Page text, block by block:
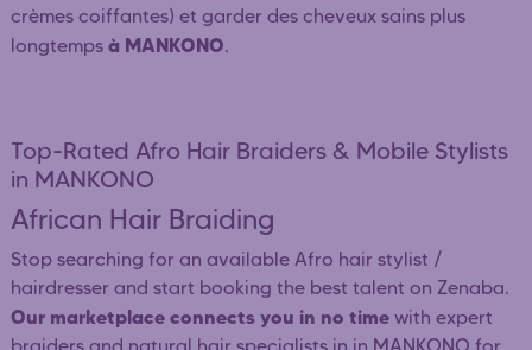
crèmes coiffantes) et garder des cheveux sains plus
longtemps à MANKONO.
Top-Rated Afro Hair Braiders & Mobile Stylists
in MANKONO
African Hair Braiding
Stop searching for an available Afro hair stylist /
hairdresser and start booking the best talent on Zenaba.
Our marketplace connects you in no time with expert